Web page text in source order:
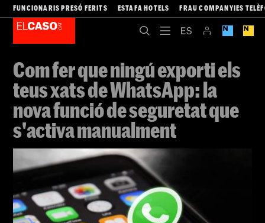
FUNCIONARIS PRESÓ FERITS ESTAFA HOTELS FRAU COMPANYIES
Com fer que ningú exporti els
teus xats de WhatsApp: la
nova funció de seguretat que
s'activa manualment